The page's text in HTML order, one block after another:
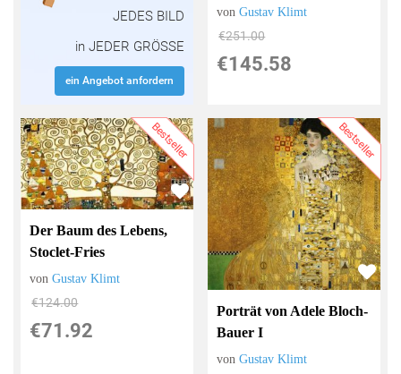
JEDES BILD
in JEDER GRÖSSE
ein Angebot anfordern
vonGustav Klimt
€251.00
€145.58
Bestseller
Der Baum des Lebens,
Stoclet-Fries
vonGustav Klimt
€124.00
€71.92
Bestseller
Porträt von Adele Bloch-
Bauer I
vonGustav Klimt